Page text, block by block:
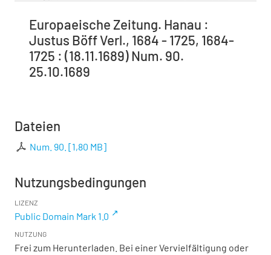
Europaeische Zeitung. Hanau :
Justus Böff Verl., 1684 - 1725, 1684-
1725 : (18.11.1689) Num. 90.
25.10.1689
Dateien
Num. 90. [1,80 MB]
Nutzungsbedingungen
LIZENZ
Public Domain Mark 1.0
NUTZUNG
Frei zum Herunterladen. Bei einer Vervielfältigung oder